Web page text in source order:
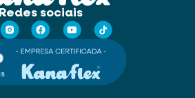
Redes sociais